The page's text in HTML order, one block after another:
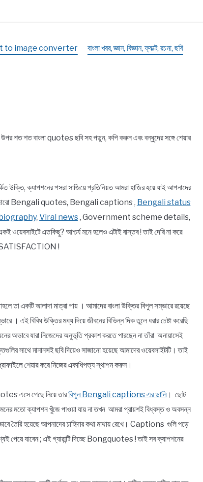
to image converter বাংলা খবর, জ্ঞান, বিজ্ঞান, ফ্যাক্ট, রচনা, ছবি
শত বাংলা quotes ছবি সহ পড়ুন, কপি করুন এবং বন্ধুদের সঙ্গে শেয়ার
ক্যাপশনের পসরা সাজিয়ে প্রতিনিয়ত আমরা হাজির হয়ে যাই আপনাদের
হাজারো Bengali quotes, Bengali captions , Bengali status
biography, Viral news, Government scheme details,
এতকিছু? আশ্চর্য মনে হলেও এটাই বাস্তব ! তাই দেরি না করে
SATISFACTION !
তা একটি আলাদা মাত্রা পায় । আমাদের বাংলা উক্তির বিপুল সম্ভারে রয়েছে
। এই বিবিধ উক্তির মধ্য দিয়ে জীবনের বিভিন্ন দিক তুলে ধরার চেষ্টা করেছি
অভাবে যারা নিজেদের অনুভূতি প্রকাশ করতে পারছেন না তাঁরা অনায়াসেই
সাথে মানানসই ছবি দিয়েও সাজানো হয়েছে আমাদের ওয়েবসাইটটি। তাই
শেয়ার করে নিজের একাধিপত্য স্থাপন করুন।
এসে গেছে নিয়ে তারবিপুল Bengali captions এর ডালি। ছোট
মতো ক্যাপশন খুঁজে পাওয়া যায় না তখন আমরা প্রায়শই বিধ্বস্ত ও অবসন্ন
তৈরি হয়েছে আপনাদের চাহিদার কথা মাথায় রেখে। Captions গুলি পড়ে
পেয়ে যাবেন ; এই গ্যারান্টি দিচ্ছে Bongquotes ! তাই সব ক্যাপশনের